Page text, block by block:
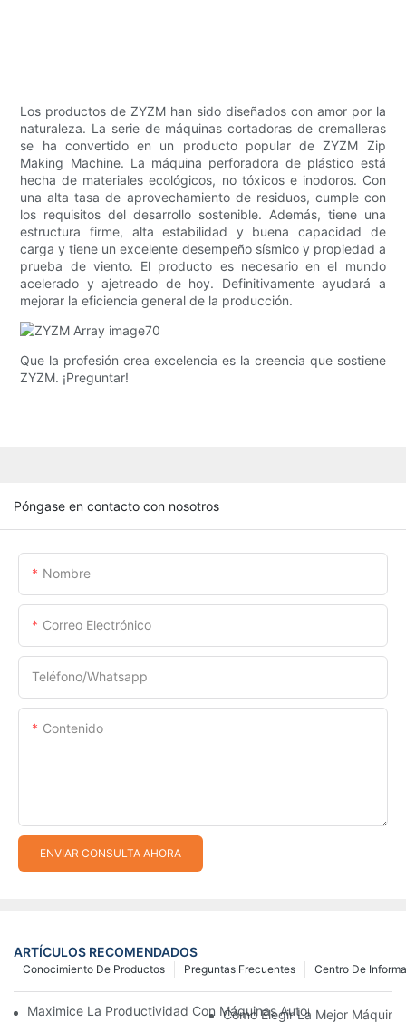
Los productos de ZYZM han sido diseñados con amor por la
naturaleza. La serie de máquinas cortadoras de cremalleras
se ha convertido en un producto popular de ZYZM Zip
Making Machine. La máquina perforadora de plástico está
hecha de materiales ecológicos, no tóxicos e inodoros. Con
una alta tasa de aprovechamiento de residuos, cumple con
los requisitos del desarrollo sostenible. Además, tiene una
estructura firme, alta estabilidad y buena capacidad de
carga y tiene un excelente desempeño sísmico y propiedad a
prueba de viento. El producto es necesario en el mundo
acelerado y ajetreado de hoy. Definitivamente ayudará a
mejorar la eficiencia general de la producción.
Que la profesión crea excelencia es la creencia que sostiene
ZYZM. ¡Preguntar!
Póngase en contacto con nosotros
Nombre
Correo Electrónico
Teléfono/whatsapp
Contenido
ENVIAR CONSULTA AHORA
ARTÍCULOS RECOMENDADOS
Centro De
Preguntas Frecuentes
Conocimiento De Productos
Maximice La Productividad Con Máquinas Automáticas Para
Cómo Elegir La Mejor